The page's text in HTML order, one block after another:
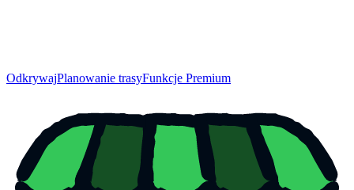
OdkrywajPlanowanie trasyFunkcje Premium